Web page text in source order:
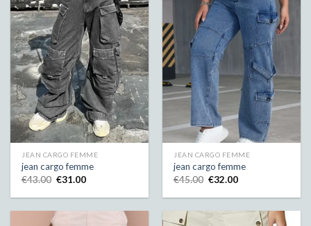
JEAN CARGO FEMME
jean cargo femme
€43.00 €31.00
JEAN CARGO FEMME
jean cargo femme
€45.00 €32.00